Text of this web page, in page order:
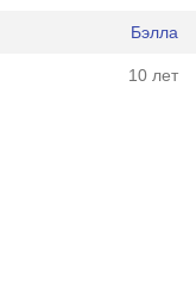
Бэлла
10 лет